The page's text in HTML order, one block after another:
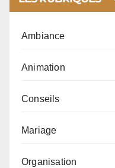
Ambiance
Animation
Conseils
Mariage
Organisation